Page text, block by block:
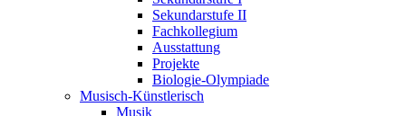
Sekundarstufe II
Fachkollegium
Ausstattung
Projekte
Biologie-Olympiade
Musisch-Künstlerisch
Musik